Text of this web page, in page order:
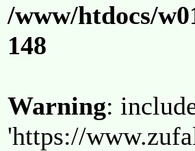
/www/htdocs/
148
Warning:
'https://